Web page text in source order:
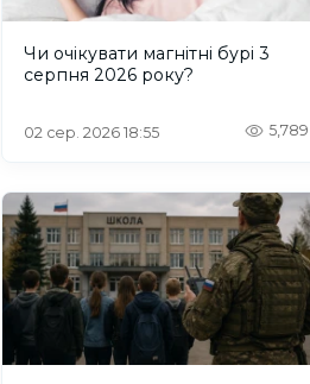
Чи очікувати магнітні бурі 3
серпня 2026 року?
02 сер. 2026 18:55 5,789